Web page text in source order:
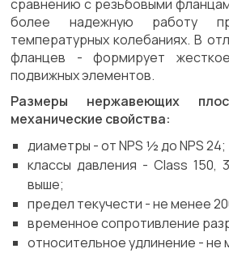
сравнению с резьбовыми
более надежную работу
температурных колебаниях. В
фланцев - формирует
подвижных элементов.
Размеры нержавеющих
механические свойства:
диаметры - от NPS ½ до NPS 24;
классы давления - Class 150,
выше;
предел текучести - не менее
временное сопротивление
относительное удлинение - не